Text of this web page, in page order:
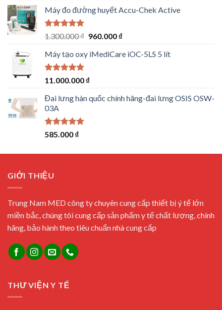
was:
is:
Máy đo đường huyết Accu-Chek Active
Rated5.00
1.300.000₫ Original
was:
960.000 ₫Current
is:
Máy tạo oxy iMediCare iOC-5LS 5 lít
Rated5.00
11.000.000 ₫
Đai lưng hàn quốc chính hãng-đai lưng OSIS OSW-
03A
Rated5.00
585.000 ₫
GIỚI THIỆU
Trung Nam MED công ty chuyên cung cấp thiết bị ý tế lớn
miền bắc, chúng tôi cung cấp sản phẩm y tế chất lượng, chính
hãng, bảo hành theo tiêu chuẩn nhà cung cấp
THƯ VIỆN Y TẾ